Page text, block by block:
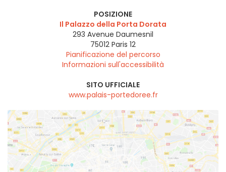
POSIZIONE
Il Palazzo della Porta Dorata
293 Avenue Daumesnil
75012 Paris 12
Pianificazione del percorso
Informazioni sull'accessibilità
SITO UFFICIALE
www.palais-portedoree.fr